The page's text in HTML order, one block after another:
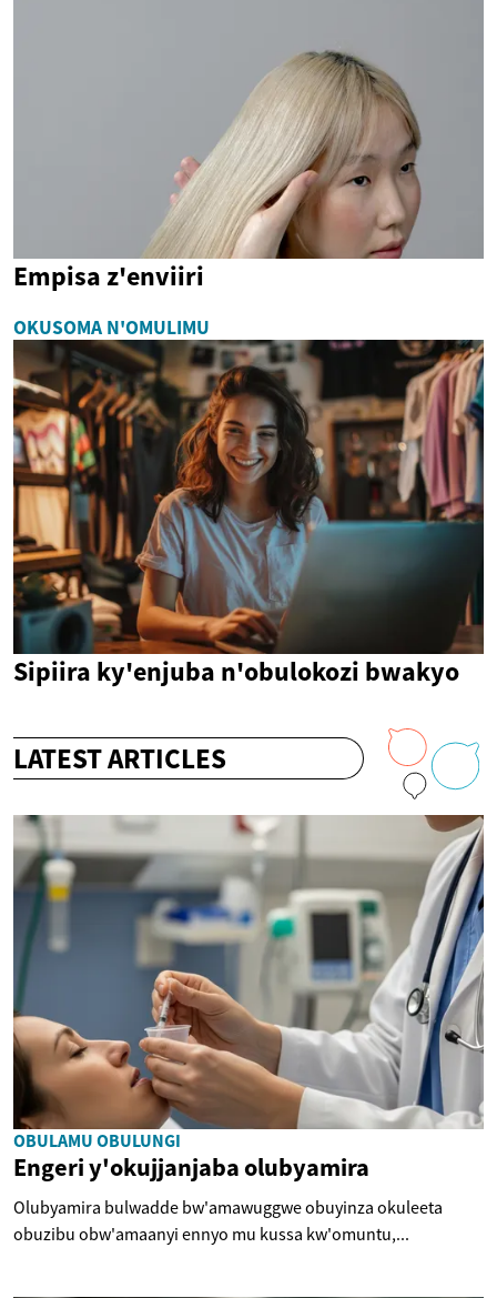
Empisa z'enviiri
OKUSOMA N'OMULIMU
Sipiira ky'enjuba n'obulokozi bwakyo
LATEST ARTICLES
OBULAMU OBULUNGI
Engeri y'okujjanjaba olubyamira
Olubyamira bulwadde bw'amawuggwe obuyinza okuleeta
obuzibu obw'amaanyi ennyo mu kussa kw'omuntu,...